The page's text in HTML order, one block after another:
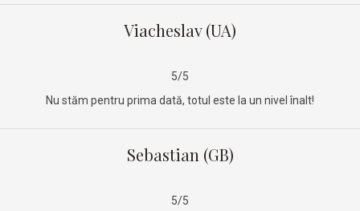
Viacheslav (UA)
5/5
Nu stăm pentru prima dată, totul este la un nivel înalt!
Sebastian (GB)
5/5